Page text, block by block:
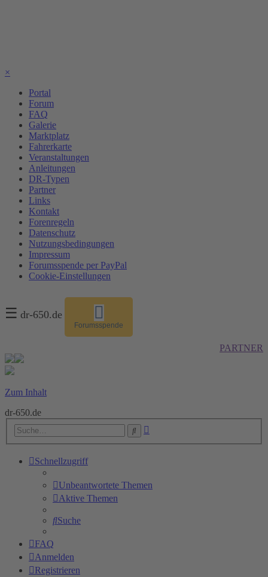
×
Portal
Forum
FAQ
Galerie
Marktplatz
Fahrerkarte
Veranstaltungen
Anleitungen
DR-Typen
Partner
Links
Kontakt
Forenregeln
Datenschutz
Nutzungsbedingungen
Impressum
Forumsspende per PayPal
Cookie-Einstellungen
☰ dr-650.de
Forumsspende
PARTNER
Zum Inhalt
dr-650.de
Suche
Schnellzugriff
Unbeantwortete Themen
Aktive Themen
Suche
FAQ
Anmelden
Registrieren